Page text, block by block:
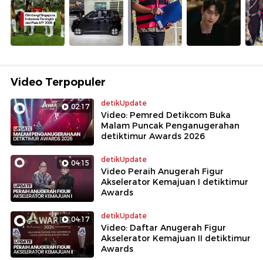
Video Terpopuler
02:17 detikUpdate
Video: Pemred Detikcom Buka
Malam Puncak Penganugerahan
detiktimur Awards 2026
04:15 detikUpdate
Video Peraih Anugerah Figur
Akselerator Kemajuan I detiktimur
Awards
04:17 detikUpdate
Video: Daftar Anugerah Figur
Akselerator Kemajuan II detiktimur
Awards